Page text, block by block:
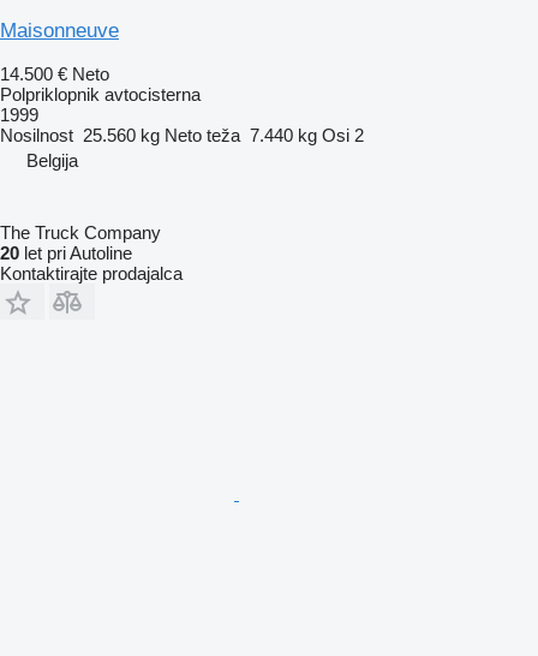
Maisonneuve
14.500 € Neto
Polpriklopnik avtocisterna
1999
Nosilnost 25.560 kg Neto teža 7.440 kg Osi 2
Belgija
The Truck Company
20 let pri Autoline
Kontaktirajte prodajalca